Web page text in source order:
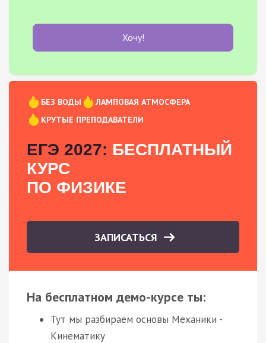
Хочу!
БЕЗ ВОДЫ
ЛАМПОВАЯ АТМОСФЕРА
КРУТЫЕ ПРЕПОДАВАТЕЛИ
ЕГЭ 2027: БЕСПЛАТНЫЙ
КУРС
ПО ФИЗИКЕ
ЗАПИСАТЬСЯ
На бесплатном демо-курсе ты:
Тут мы разбираем основы Механики -
Кинематику